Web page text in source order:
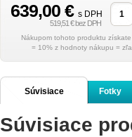
639,00 € s DPH
519,51 € bez DPH
= 10% z hodnoty nákupu =
Súvisiace
produkty
Fotky
Súvisiace